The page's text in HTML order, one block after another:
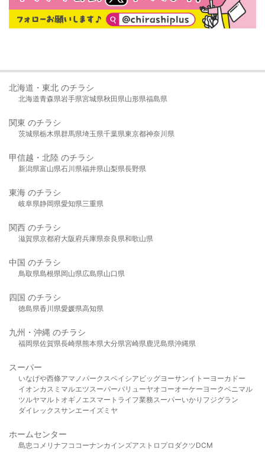
北海道・東北 のチラシ
北海道青森県岩手県宮城県秋田県山形県福島県
関東 のチラシ
茨城県栃木県群馬県埼玉県千葉県東京都神奈川県
甲信越・北陸 のチラシ
新潟県富山県石川県福井県山梨県長野県
東海 のチラシ
岐阜県静岡県愛知県三重県
関西 のチラシ
滋賀県京都府大阪府兵庫県奈良県和歌山県
中国 のチラシ
鳥取県島根県岡山県広島県山口県
四国 のチラシ
徳島県香川県愛媛県高知県
九州・沖縄 のチラシ
福岡県佐賀県長崎県熊本県大分県宮崎県鹿児島県沖縄県
スーパー
いなげや西條アマノパークスベイシア ビッグヨーサンイトーヨーカドー
イオンカスミ マルエツスーパーバリューヤオコーオーケー ヨークベニマル
ツルヤマルト オギノ エスマート ライフ業務スーパーいかり フジグラン
ダイレックスサンエーイズミヤ
ホームセンター
島忠 コメリ ナフコ コーナンカインズアストロプロダクツDCM